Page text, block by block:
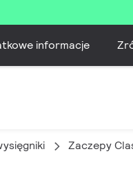
informacje
Zaczepy